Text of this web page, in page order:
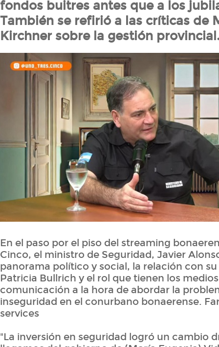
fondos buitres antes que a los
También se refirió a las críticas de
Kirchner sobre la gestión
En el paso por el piso del streaming
Cinco, el ministro de Seguridad, Javier
panorama político y social, la relación con
Patricia Bullrich y el rol que tienen los
comunicación a la hora de abordar la
inseguridad en el conurbano bonaerense.
services
"La inversión en seguridad logró un cambio